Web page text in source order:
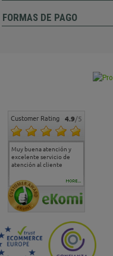
FORMAS DE PAGO
Customer Rating 4.9/5
Muy buena atención y
excelente servicio de
atención al cliente
Muy
cara al
comercial
MORE...